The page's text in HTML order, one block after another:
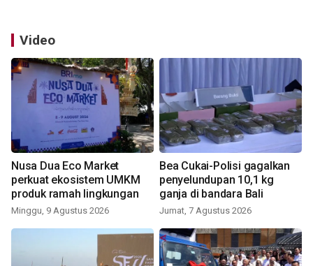
Video
Nusa Dua Eco Market
perkuat ekosistem UMKM
produk ramah lingkungan
Minggu, 9 Agustus 2026
Bea Cukai-Polisi gagalkan
penyelundupan 10,1 kg
ganja di bandara Bali
Jumat, 7 Agustus 2026